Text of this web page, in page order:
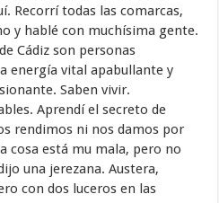
Recorrí todas las comarcas,
y hablé con muchísima gente.
Cádiz son personas
energía vital apabullante y
Saben vivir.
Aprendí el secreto de
rendimos ni nos damos por
cosa está mu mala, pero no
una jerezana. Austera,
con dos luceros en las